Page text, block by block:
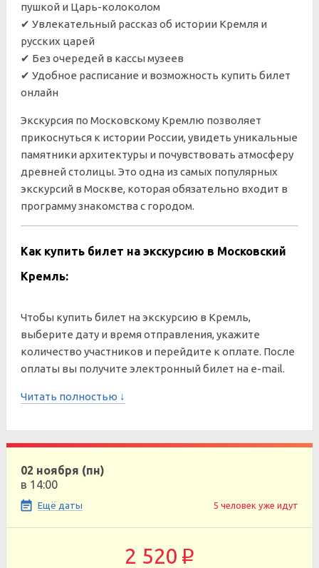
пушкой и Царь-колоколом
✔ Увлекательный рассказ об истории Кремля и
русских царей
✔ Без очередей в кассы музеев
✔ Удобное расписание и возможность купить билет
онлайн
Экскурсия по Московскому Кремлю позволяет
прикоснуться к истории России, увидеть уникальные
памятники архитектуры и почувствовать атмосферу
древней столицы. Это одна из самых популярных
экскурсий в Москве, которая обязательно входит в
программу знакомства с городом.
Как купить билет на экскурсию в Московский
Кремль:
Чтобы купить билет на экскурсию в Кремль,
выберите дату и время отправления, укажите
количество участников и перейдите к оплате. После
оплаты вы получите электронный билет на e-mail.
Читать полностью ↓
02 ноября (пн)
в 14:00
Ещё даты 5 человек уже идут
2 520 p